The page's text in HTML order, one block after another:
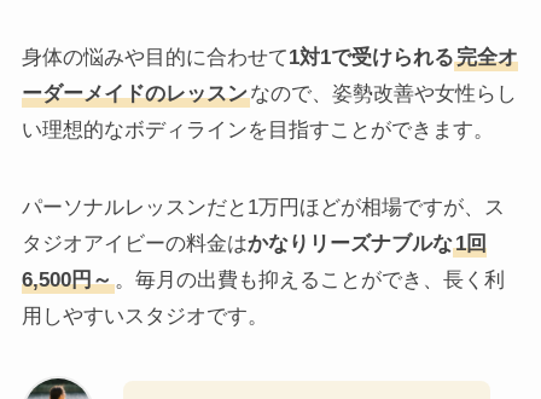
身体の悩みや目的に合わせて1対1で受けられる完全オ
ーダーメイドのレッスンなので、姿勢改善や女性らし
い理想的なボディラインを目指すことができます。
パーソナルレッスンだと1万円ほどが相場ですが、ス
タジオアイビーの料金はかなりリーズナブルな1回
6,500円～。毎月の出費も抑えることができ、長く利
用しやすいスタジオです。